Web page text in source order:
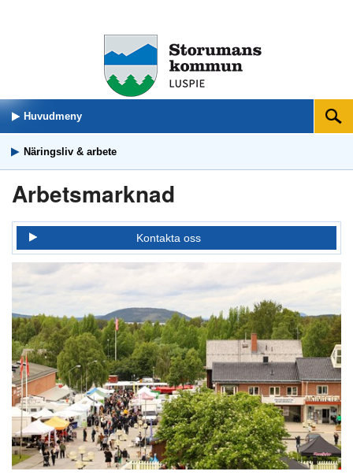
Huvudmeny Sök
Näringsliv & arbete
Arbetsmarknad
Kontakta oss